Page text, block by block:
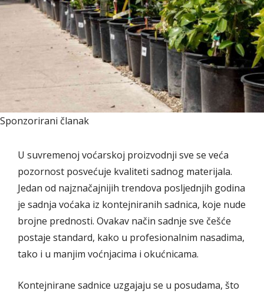
Sponzorirani članak
U suvremenoj voćarskoj proizvodnji sve se veća
pozornost posvećuje kvaliteti sadnog materijala.
Jedan od najznačajnijih trendova posljednjih godina
je sadnja voćaka iz kontejniranih sadnica, koje nude
brojne prednosti. Ovakav način sadnje sve češće
postaje standard, kako u profesionalnim nasadima,
tako i u manjim voćnjacima i okućnicama.
Kontejnirane sadnice uzgajaju se u posudama, što